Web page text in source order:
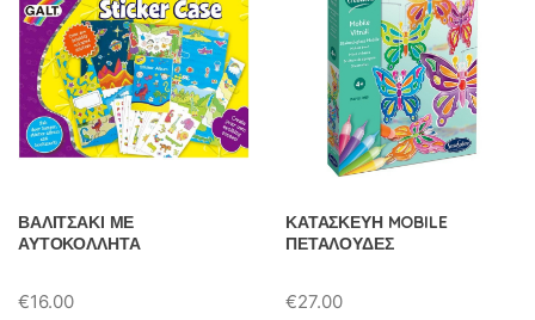
ΒΑΛΙΤΣΑΚΙ ΜΕ
ΑΥΤΟΚΟΛΛΗΤΑ
€16.00
ΚΑΤΑΣΚΕΥΗ MOBILE
ΠΕΤΑΛΟΥΔΕΣ
€27.00